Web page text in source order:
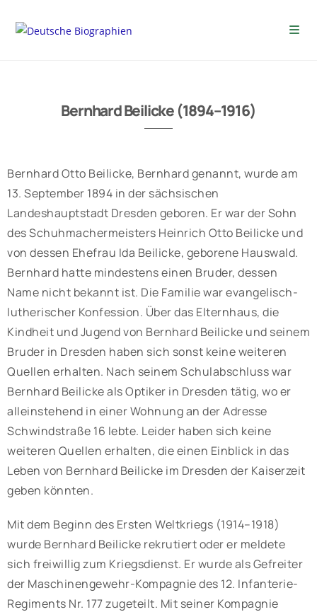
Bernhard Beilicke (1894–1916)
Bernhard Otto Beilicke, Bernhard genannt, wurde am
13. September 1894 in der sächsischen
Landeshauptstadt Dresden geboren. Er war der Sohn
des Schuhmachermeisters Heinrich Otto Beilicke und
von dessen Ehefrau Ida Beilicke, geborene Hauswald.
Bernhard hatte mindestens einen Bruder, dessen
Name nicht bekannt ist. Die Familie war evangelisch-
lutherischer Konfession. Über das Elternhaus, die
Kindheit und Jugend von Bernhard Beilicke und seinem
Bruder in Dresden haben sich sonst keine weiteren
Quellen erhalten. Nach seinem Schulabschluss war
Bernhard Beilicke als Optiker in Dresden tätig, wo er
alleinstehend in einer Wohnung an der Adresse
Schwindstraße 16 lebte. Leider haben sich keine
weiteren Quellen erhalten, die einen Einblick in das
Leben von Bernhard Beilicke im Dresden der Kaiserzeit
geben könnten.
Mit dem Beginn des Ersten Weltkriegs (1914–1918)
wurde Bernhard Beilicke rekrutiert oder er meldete
sich freiwillig zum Kriegsdienst. Er wurde als Gefreiter
der Maschinengewehr-Kompagnie des 12. Infanterie-
Regiments Nr. 177 zugeteilt. Mit seiner Kompagnie